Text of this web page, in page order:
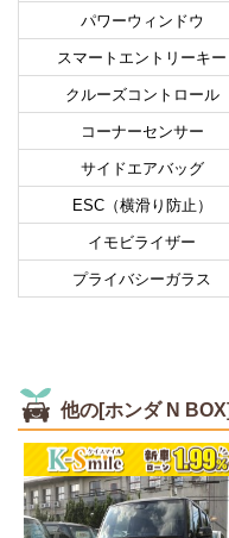
パワーウィンドウ
スマートエントリーキー
クルーズコントロール
コーナーセンサー
サイドエアバッグ
ESC（横滑り防止）
イモビライザー
プライバシーガラス
他の[ホンダ N